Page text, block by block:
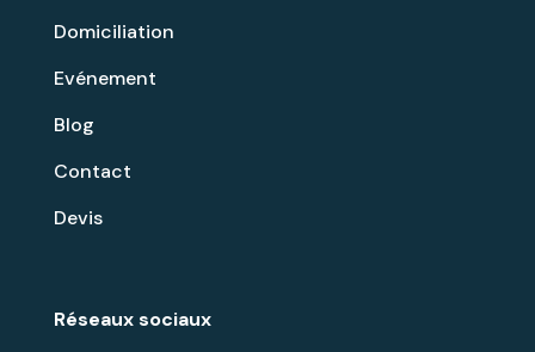
Réseaux sociaux
Domiciliation
Evénement
Blog
Contact
Devis